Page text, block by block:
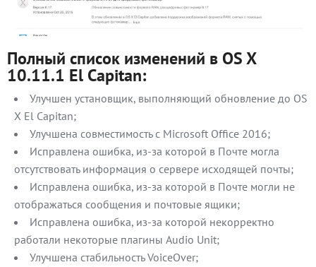
Полный список изменений в OS X
10.11.1 El Capitan:
Улучшен установщик, выполняющий обновление до OS
X El Capitan;
Улучшена совместимость с Microsoft Office 2016;
Исправлена ошибка, из-за которой в Почте могла
отсутствовать информация о сервере исходящей почты;
Исправлена ошибка, из-за которой в Почте могли не
отображаться сообщения и почтовые ящики;
Исправлена ошибка, из-за которой некорректно
работали некоторые плагины Audio Unit;
Улучшена стабильность VoiceOver;